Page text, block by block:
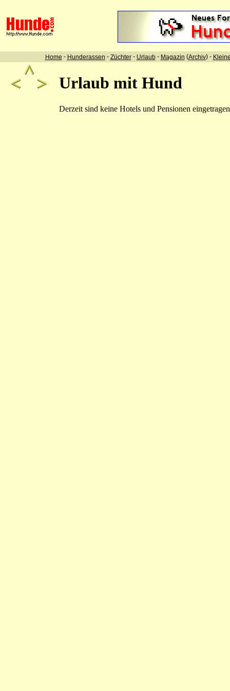
Home - Hunderassen - Züchter- Urlaub- Magazin (Archiv) -
Urlaub mit Hund
Derzeit sind keine Hotels und Pensionen